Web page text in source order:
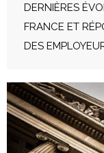
DERNIÈRES
FRANCE ET
DES